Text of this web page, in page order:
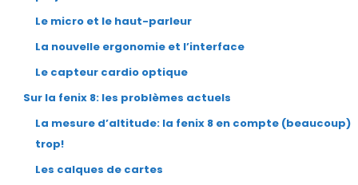
Le micro et le haut-parleur
La nouvelle ergonomie et l’interface
Le capteur cardio optique
Sur la fenix 8: les problèmes actuels
La mesure d’altitude: la fenix 8 en compte (beaucoup)
trop!
Les calques de cartes